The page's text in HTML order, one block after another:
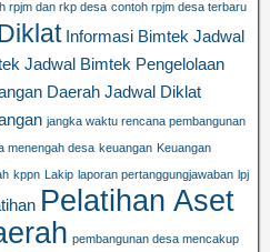
rpjm dan rkp desa contoh rpjm desa terbaru
Informasi Bimtek Jadwal
Jadwal Bimtek Pengelolaan
Daerah Jadwal Diklat
jangka waktu rencana pembangunan
menengah desa keuangan Keuangan
kppn Lakip laporan pertanggungjawaban lpj
Pelatihan Aset
pembangunan desa mencakup